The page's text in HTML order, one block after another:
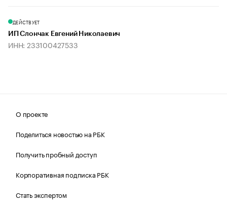
ДЕЙСТВУЕТ
ИП Слончак Евгений Николаевич
ИНН: 233100427533
О проекте
Поделиться новостью на РБК
Получить пробный доступ
Корпоративная подписка РБК
Стать экспертом